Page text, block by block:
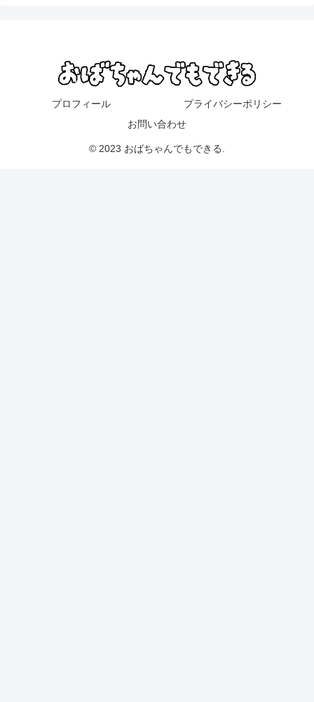
プロフィール
プライバシーポリシー
お問い合わせ
© 2023 おばちゃんでもできる.